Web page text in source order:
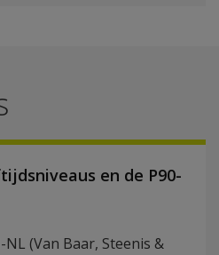
en de P90-
(Van Baar, Steenis &